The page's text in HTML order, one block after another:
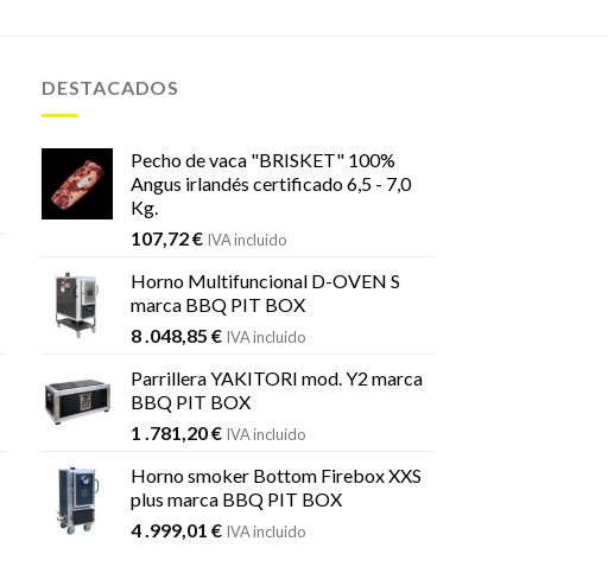
DESTACADOS
Pecho de vaca "BRISKET" 100%
Angus irlandés certificado 6,5 - 7,0
Kg.
107,72€ IVA incluido
Horno Multifuncional D-OVEN S
marca BBQ PIT BOX
8 .048,85 € IVA incluido
Parrillera YAKITORI mod. Y2 marca
BBQ PIT BOX
1 .781,20€ IVA incluido
Horno smoker Bottom Firebox XXS
plus marca BBQ PIT BOX
4 .999,01 € IVA incluido